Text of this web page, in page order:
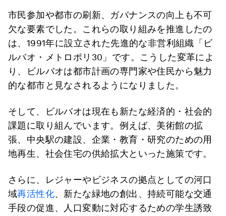
市民参加や都市の刷新、ガバナンスの向上も不可
欠な要素でした。これらの取り組みを推進したの
は、1991年に設立された先進的な非営利組織「ビ
ルバオ・メトロポリ30」です。こうした変革によ
り、ビルバオは都市計画の専門家や住民から魅力
的な都市と見なされるようになりました。
そして、ビルバオは現在も新たな経済的・社会的
課題に取り組んでいます。例えば、美術館の拡
張、中央駅の建設、企業・教育・研究のための用
地再生、社会住宅の供給拡大といった施策です。
さらに、レジャーやビジネスの拠点としての河口
域再活性化、新たな緑地の創出、持続可能な交通
手段の促進、人口変動に対応するための学生誘致